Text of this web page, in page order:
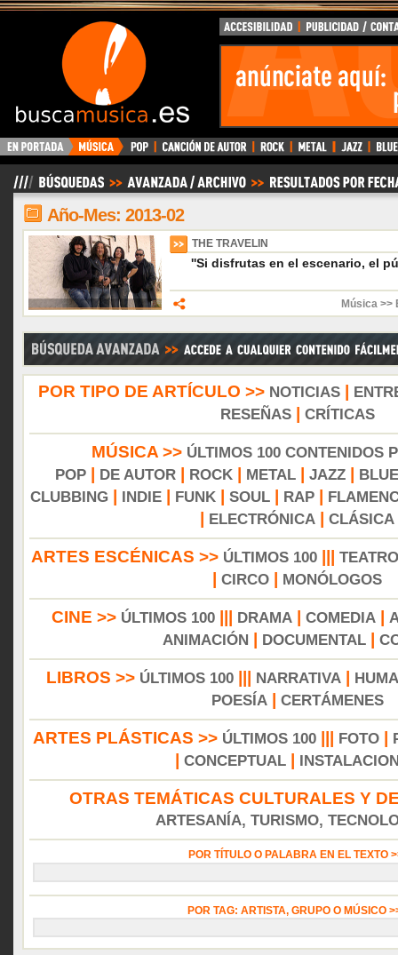
BuscaMusica.es
Año-Mes: 2013-02
THE TRAVELIN
''Si disfrutas en el escenario, el
Música >>
POR TIPO DE ARTÍCULO >> NOTICIAS|
RESEÑAS| CRÍTICAS
MÚSICA >> ÚLTIMOS 100 CONTENIDOS
POP
DE AUTOR ROCK METAL JAZZ
CLUBBING
INDIE FUNK SOUL RAP
ELECTRÓNICA CLÁSICA
ARTES ESCÉNICAS >> ÚLTIMOS 100||| TEATRO
CIRCO MONÓLOGOS
CINE >> ÚLTIMOS 100 DRAMA COMEDIA
ANIMACIÓN
DOCUMENTAL|
LIBROS >> ÚLTIMOS 100 NARRATIVA
POESÍA| CERTÁMENES
ARTES PLÁSTICAS >> ÚLTIMOS 100 FOTO
CONCEPTUAL
OTRAS TEMÁTICAS CULTURALES Y
ARTESANÍA, TURISMO,
POR TÍTULO O PALABRA EN EL TEXTO
POR TAG: ARTISTA, GRUPO O MÚSICO